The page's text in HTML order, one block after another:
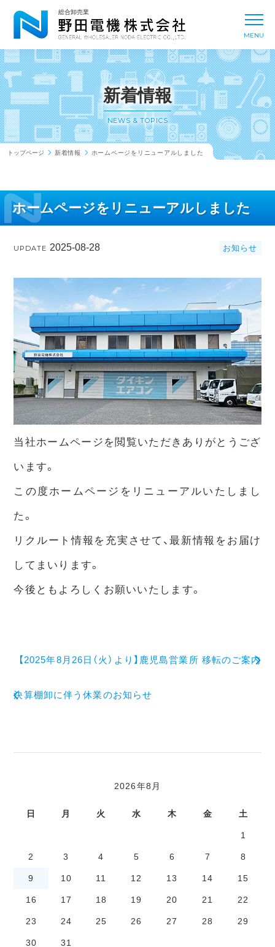
総合卸売業
MENU
会社概要 COMPANY
取扱メーカー MANUFACTURER
拠点一覧 OFFICE
採用情報 RECRUIT
新着情報
NEWS & TOPICS
トップページ 新着情報 ホームページをリニューアルしました
ホームページをリニューアルしました
UPDATE 2025-08-28 お知らせ
当社ホームページを閲覧いただきありがとうござ
います。
この度ホームページをリニューアルいたしまし
た。
リクルート情報を充実させて、最新情報をお届け
してまいります。
今後ともよろしくお願いいたします。
決算棚卸に伴う休業のお知らせ
【2025年8月26日（火）より】鹿児島営業所 移転のご案内
2026年8月
日 月 火 水 木 金 土
1
2 3 4 5 6 7 8
9 10 11 12 13 14 15
16 17 18 19 20 21 22
23 24 25 26 27 28 29
30
31